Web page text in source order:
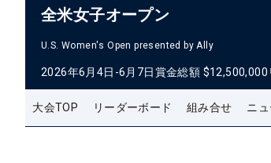
全米女子オープン
U.S. Women's Open presented by Ally
2026年6月4日-6月7日賞金総額 $12,500,000
大会TOP リーダーボード 組み合せ ニュ